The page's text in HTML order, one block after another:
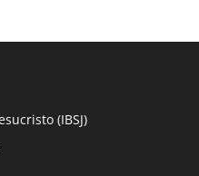
(IBSJ)